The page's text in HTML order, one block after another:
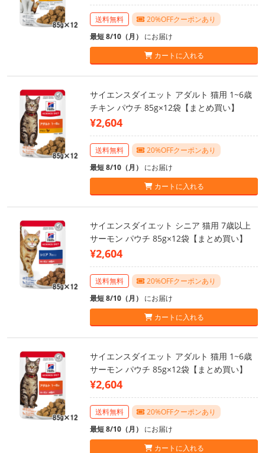
送料無料
20%OFFクーポンあり
最短 8/10（月） にお届け
カートに入れる
サイエンスダイエット アダルト 猫用 1~6歳
チキン パウチ 85g×12袋【まとめ買い】
¥2,604
送料無料
20%OFFクーポンあり
最短 8/10（月） にお届け
カートに入れる
サイエンスダイエット シニア 猫用 7歳以上
サーモン パウチ 85g×12袋【まとめ買い】
¥2,604
送料無料
20%OFFクーポンあり
最短 8/10（月） にお届け
カートに入れる
サイエンスダイエット アダルト 猫用 1~6歳
サーモン パウチ 85g×12袋【まとめ買い】
¥2,604
送料無料
20%OFFクーポンあり
最短 8/10（月） にお届け
カートに入れる